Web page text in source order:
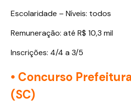
Escolaridade – Níveis: todos
Remuneração: até R$ 10,3 mil
Inscrições: 4/4 a 3/5
• Concurso
(SC)